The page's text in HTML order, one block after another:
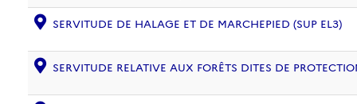
SERVITUDE DE HALAGE ET DE MARCHEPIED (SUP EL3)
SERVITUDE RELATIVE AUX FORÊTS DITES DE